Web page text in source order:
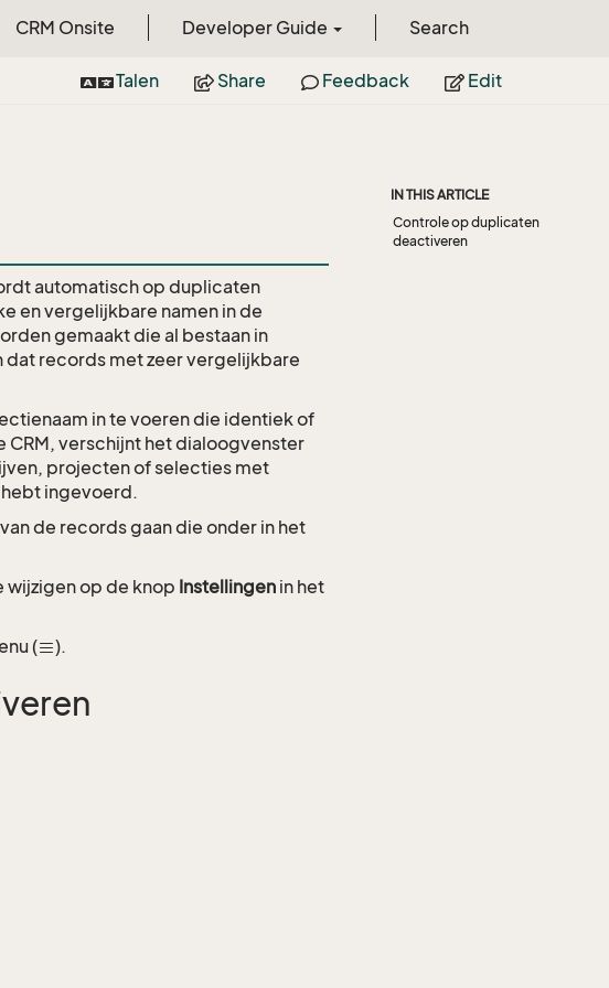
CRM Onsite Developer Guide Search
Talen Share Feedback Edit
automatisch op duplicaten
en vergelijkbare namen in de
gemaakt die al bestaan in
dat records met zeer vergelijkbare
in te voeren die identiek of
verschijnt het dialoogvenster
projecten of selecties met
hebt ingevoerd.
de records gaan die onder in het
op de knop Instellingen in het
(
).
IN THIS ARTICLE
Controle op duplicaten
deactiveren